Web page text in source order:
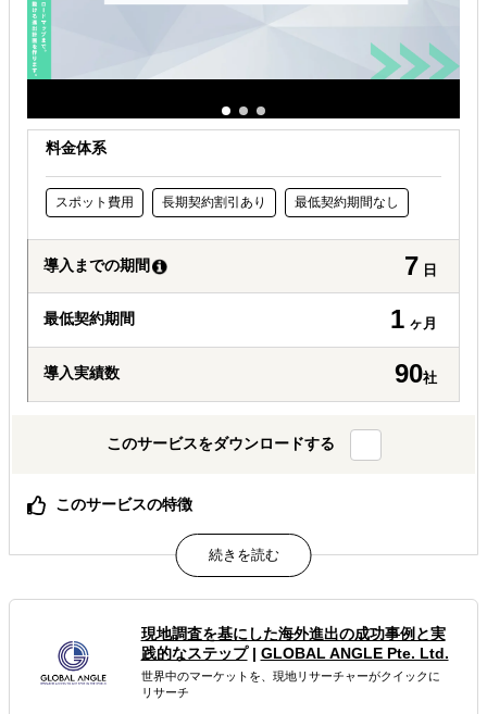
料金体系
スポット費用 長期契約割引あり 最低契約期間なし
導入までの期間 7 日
最低契約期間 1 ヶ月
導入実績数 90社
このサービスをダウンロードする
このサービスの特徴
1ヶ月・全3回で“動ける進出計画”を完成（国選び〜ロード
マップまで整理）
商社×マーケ視点で設計（商流・価格・規制の実務判断＋
価値訴求まで一体化）
務まで同チームが継続支援）
属するジャンル
現地調査を基にした海外進出の成功事例と実
践的なステップ| GLOBAL ANGLE Pte. Ltd.
世界中のマーケットを、現地リサーチャーがクイックに
リサーチ